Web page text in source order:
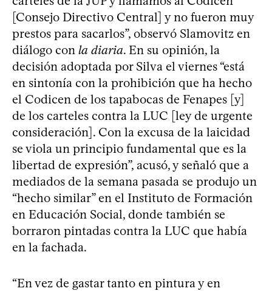
[Consejo Directivo Central] y no fueron muy
prestos para sacarlos”, observó Slamovitz en
diálogo con la diaria. En su opinión, la
decisión adoptada por Silva el viernes “está
en sintonía con la prohibición que ha hecho
el Codicen de los tapabocas de Fenapes [y]
de los carteles contra la LUC [ley de urgente
consideración]. Con la excusa de la laicidad
se viola un principio fundamental que es la
libertad de expresión”, acusó, y señaló que a
mediados de la semana pasada se produjo un
“hecho similar” en el Instituto de Formación
en Educación Social, donde también se
borraron pintadas contra la LUC que había
en la fachada.
“En vez de gastar tanto en pintura y en